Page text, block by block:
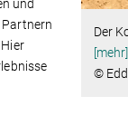
Der
[mehr]
©
und